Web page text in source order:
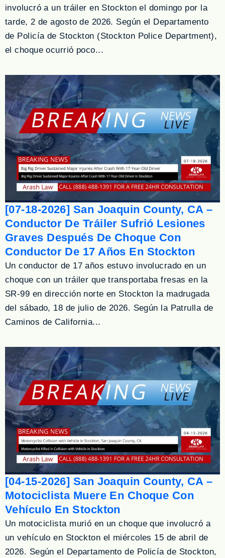
involucró a un tráiler en Stockton el domingo por la
tarde, 2 de agosto de 2026. Según el Departamento
de Policía de Stockton (Stockton Police Department),
el choque ocurrió poco...
[07-18-2026] San Joaquin County, CA –
Conductor De Tráiler Sufrió Lesiones
Graves Después De Choque Con
Conductor De 17 Años En Stockton
Un conductor de 17 años estuvo involucrado en un
choque con un tráiler que transportaba fresas en la
SR-99 en dirección norte en Stockton la madrugada
del sábado, 18 de julio de 2026. Según la Patrulla de
Caminos de California...
[04-15-2026] San Joaquin County, CA –
Motociclista Muere En Choque Con
Vehículo En Stockton
Un motociclista murió en un choque que involucró a
un vehículo en Stockton el miércoles 15 de abril de
2026. Según el Departamento de Policía de Stockton,